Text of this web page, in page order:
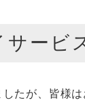
サービ
したが 、皆様